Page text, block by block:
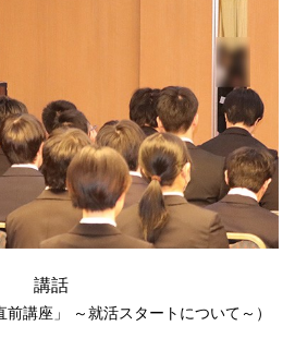
講話
講座」 ～就活スタートについて～）